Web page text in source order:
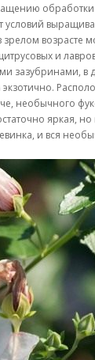
возрасте
и
зазубринами,
необычного
яркая,
и вся